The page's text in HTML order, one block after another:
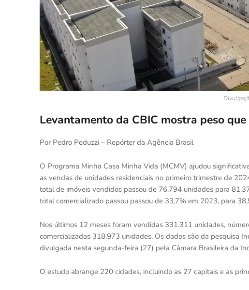
Levantamento da CBIC mostra peso
Por Pedro Peduzzi – Repórter da Agência Brasil
O Programa Minha Casa Minha Vida (MCMV) ajudou
as vendas de unidades residenciais no primeiro trimestre de
total de imóveis vendidos passou de 76.794 unidades para
total comercializado passou passou de 33,7% em 2023, para
Nos últimos 12 meses foram vendidas 331.311 unidades,
comercializadas 318.973 unidades. Os dados são da pesquisa
divulgada nesta segunda-feira (27) pela Câmara Brasileira da
O estudo abrange 220 cidades, incluindo as 27 capitais e as